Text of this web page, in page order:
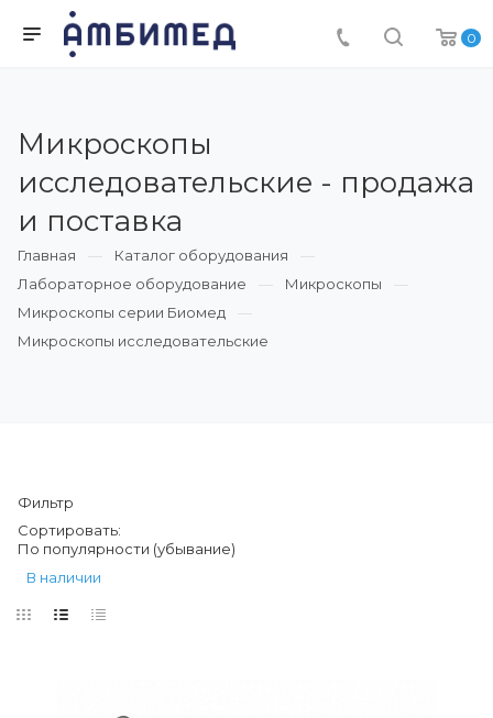
0
Микроскопы
исследовательские - продажа
и поставка
Главная
Каталог оборудования
Лабораторное оборудование
Микроскопы
Микроскопы серии Биомед
Микроскопы исследовательские
Фильтр
Сортировать:
По популярности (убывание)
В наличии